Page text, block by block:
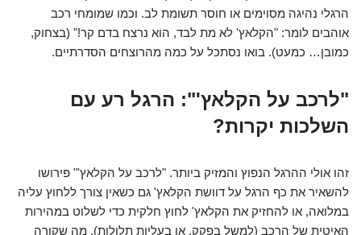
הרגלי נהיגה מסוימים או חוסר תשומת לב. וכמו שמומחי רכב
אוהבים לומר: "הקלאץ' לא מת לבד, הוא נרצח בדם קר!" (בצחוק,
כמובן… כמעט). בואו נסתכל על כמה מהרוצחים הסדרתיים.
"לרכב על הקלאץ'": הרגל רע עם
השלכות יקרות?
זהו אולי ההרגל הנפוץ והמזיק ביותר. "לרכב על הקלאץ'" פירושו
להשאיר את כף הרגל על דוושת הקלאץ' גם כשאין צורך ללחוץ עליה
במלואה, או להחזיק את הקלאץ' לחוץ חלקית כדי לשלוט במהירות
האיטית של הרכב (למשל בפקק, או בעליות תלולות). מה שקורה